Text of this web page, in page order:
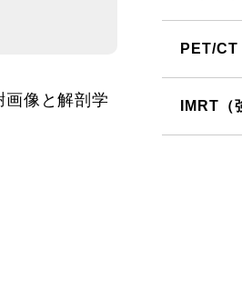
像と解剖学
PET/CT
IMRT（